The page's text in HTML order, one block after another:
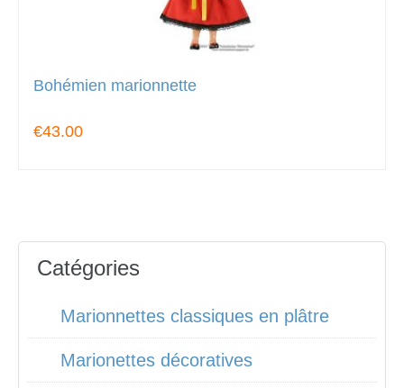
Bohémien marionnette
€43.00
Catégories
Marionnettes classiques en plâtre
Marionettes décoratives